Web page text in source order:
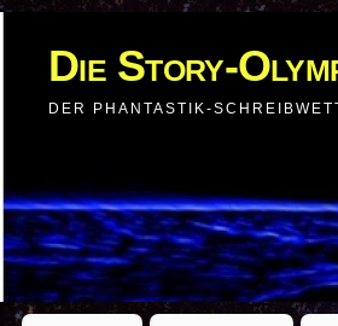
Die Story-
DER PHANTASTIK-